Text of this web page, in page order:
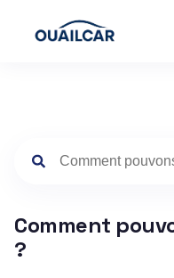
Comment
?